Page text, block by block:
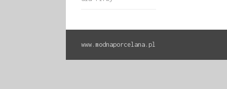
www.modnaporcelana.pl